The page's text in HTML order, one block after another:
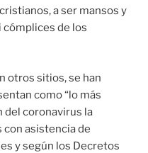
a ser mansos y
cómplices de los
otros sitios, se han
como “lo más
del coronavirus la
con asistencia de
y según los Decretos